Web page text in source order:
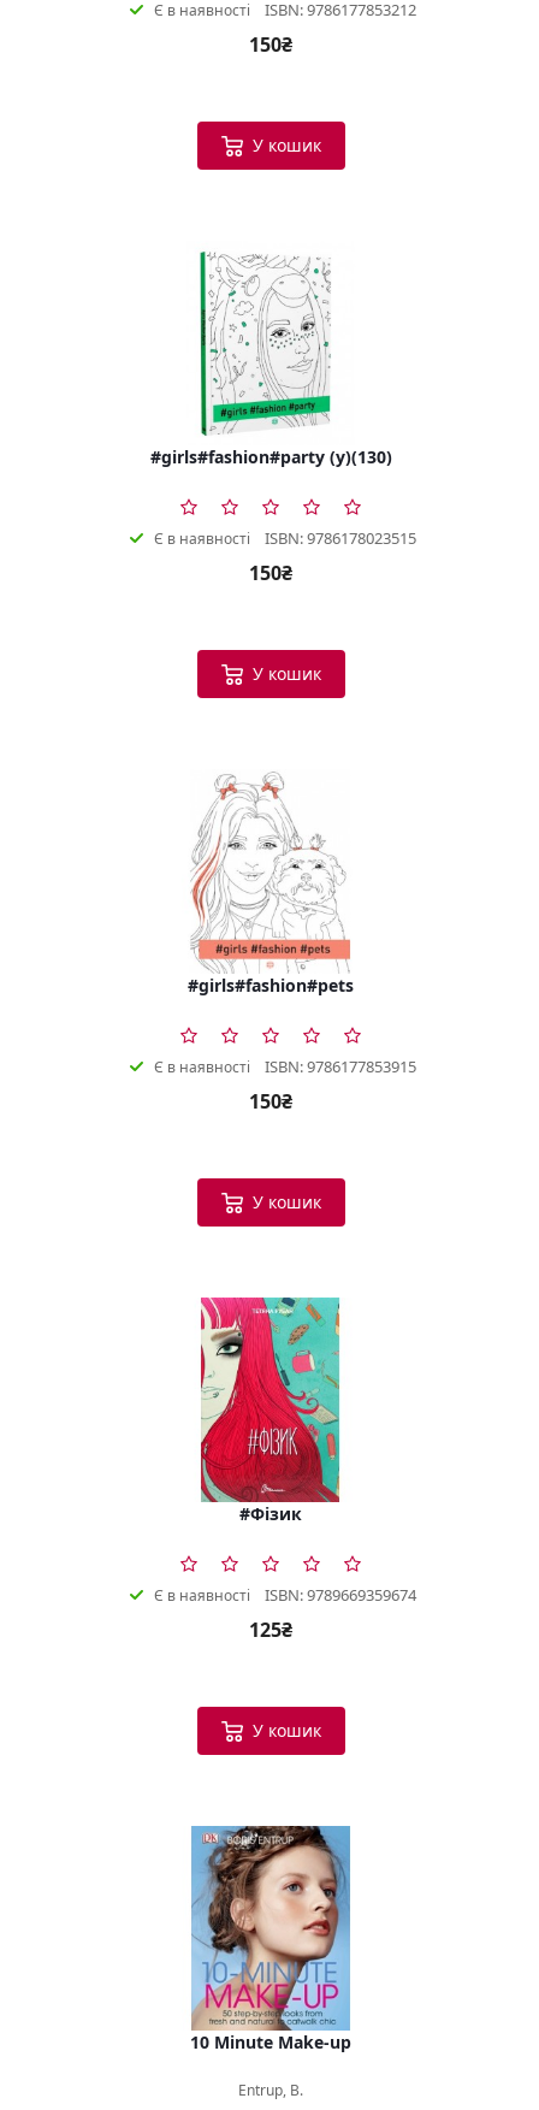
Є в наявності ISBN: 9786177853212
150₴
У кошик
#girls#fashion#party (у)(130)
Є в наявності ISBN: 9786178023515
150₴
У кошик
#girls#fashion#pets
Є в наявності ISBN: 9786177853915
150₴
У кошик
#Фізик
Є в наявності ISBN: 9789669359674
125₴
У кошик
10 Minute Make-up
Entrup, B.